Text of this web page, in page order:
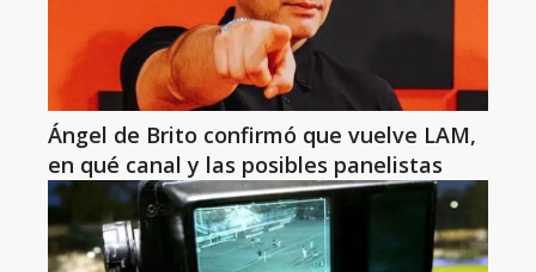
Ángel de Brito confirmó que vuelve LAM,
en qué canal y las posibles panelistas